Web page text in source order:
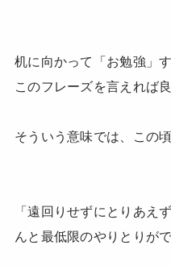
机に向かって「お勉強」
このフレーズを言えれば
そういう意味では、この
「遠回りせずにとりあえ
んと最低限のやりとりが